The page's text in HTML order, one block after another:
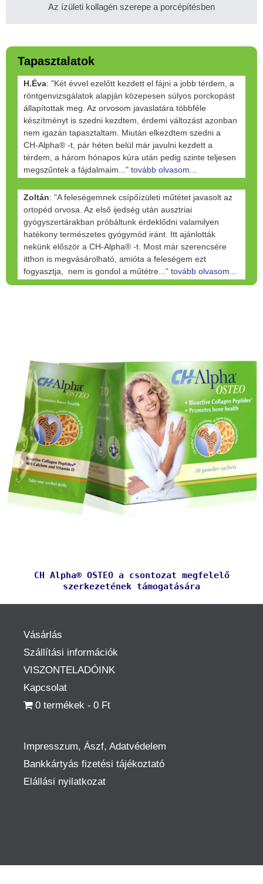
Az ízületi kollagén szerepe a porcépítésben
Tapasztalatok
H.Éva: "Két évvel ezelőtt kezdett el fájni a jobb térdem, a
röntgenvizsgálatok alapján közepesen súlyos porckopást
állapítottak meg. Az orvosom javaslatára többféle
készítményt is szedni kezdtem, érdemi változást azonban
nem igazán tapasztaltam. Miután elkezdtem szedni a
CH-Alpha® -t, pár héten belül már javulni kezdett a
térdem, a három hónapos kúra után pedig szinte teljesen
megszűntek a fájdalmaim..." tovább olvasom...
Zoltán: "A feleségemnek csípőízületi műtétet javasolt az
ortopéd orvosa. Az első ijedség után ausztriai
gyógyszertárakban próbáltunk érdeklődni valamilyen
hatékony természetes gyógymód iránt. Itt ajánlották
nekünk először a CH-Alpha® -t. Most már szerencsére
itthon is megvásárolható, amióta a feleségem ezt
fogyasztja, nem is gondol a műtétre..." tovább olvasom...
CH Alpha® OSTEO a csontozat megfelelő
szerkezetének támogatására
Vásárlás
Szállítási információk
VISZONTELADÓINK
Kapcsolat
0 termékek
0 Ft
Impresszum, Ászf, Adatvédelem
Bankkártyás fizetési tájékoztató
Elállási nyilatkozat